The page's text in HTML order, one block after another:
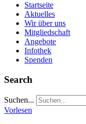
Startseite
Aktuelles
Wir über uns
Mitgliedschaft
Angebote
Infothek
Spenden
Search
Suchen...
Vorlesen